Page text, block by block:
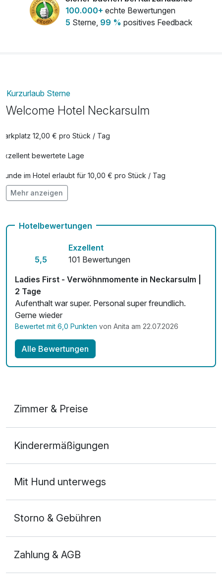
100.000+ echte Bewertungen
5 Sterne, 99 % positives Feedback
Kurzurlaub Sterne
Welcome Hotel Neckarsulm
Parkplatz 12,00 € pro Stück / Tag
Exzellent bewertete Lage
Hunde im Hotel erlaubt für 10,00 € pro Stück / Tag
Auch vegetarische Speisen
Mit Hotelbar
Mehr anzeigen
Hotelbewertungen
5,5
Exzellent
101 Bewertungen
Ladies First - Verwöhnmomente in Neckarsulm |
2 Tage
Aufenthalt war super. Personal super freundlich.
Gerne wieder
Bewertet mit 6,0 Punkten von Anita am 22.07.2026
Alle Bewertungen
Zimmer & Preise
2 Erwachsene
Kinderermäßigungen
Mit Hund unterwegs
Storno & Gebühren
Zahlung & AGB